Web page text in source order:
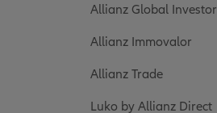
Allianz Global Investor
Allianz Immovalor
Allianz Trade
Luko by Allianz Direct